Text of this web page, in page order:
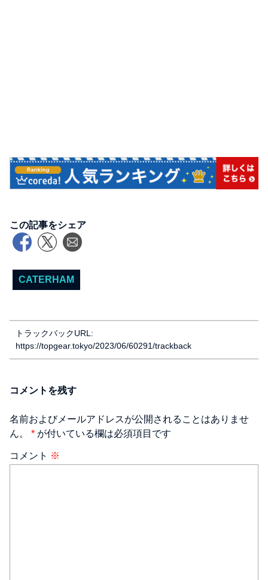
この記事をシェア
CATERHAM
トラックバックURL:
https://topgear.tokyo/2023/06/60291/trackback
コメントを残す
名前およびメールアドレスが公開されることはありませ
ん。 * が付いている欄は必須項目です
コメント ※